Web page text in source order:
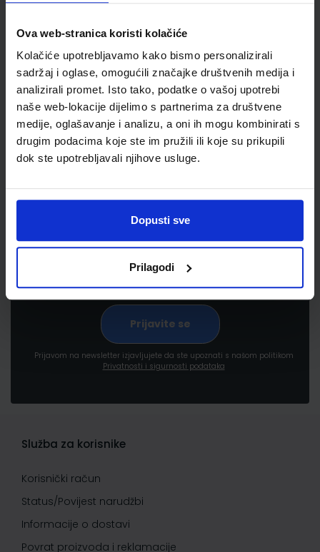
Ova web-stranica koristi kolačiće
Kolačiće upotrebljavamo kako bismo personalizirali
sadržaj i oglase, omogućili značajke društvenih medija i
analizirali promet. Isto tako, podatke o vašoj upotrebi
naše web-lokacije dijelimo s partnerima za društvene
medije, oglašavanje i analizu, a oni ih mogu kombinirati s
drugim podacima koje ste im pružili ili koje su prikupili
dok ste upotrebljavali njihove usluge.
Dopusti sve
Prilagodi
Newsletter prijava
Prijavite se kako bi primali informacije o novim
proizvodima i uslugama, akcijama i drugim
Prijavom na newsletter izjavljujete da ste upoznati s našom politikom
Privatnosti i sigurnosti podataka
Služba za korisnike
Korisnički račun
Status/Povijest narudžbi
Informacije o dostavi
Povrat proizvoda i reklamacije